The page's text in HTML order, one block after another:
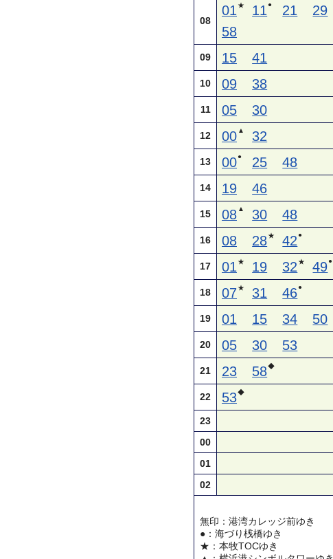
08
01 ★ 11 ● 21 29
58
09 15 41
10 09 38
11 05 30
12 00 ▲ 32
13 00● 25 48
14 19 46
15 08 ▲ 30 48
16 08 28★ 42 ●
17 01 ★ 19 32 ★ 49●
18 07★ 31 46●
19 01 15 34 50
20 05 30 53
21 23 58◆
22 53◆
23
00
01
02
無印：港湾カレッジ前ゆき
●：海づり桟橋ゆき
★：本牧TOCゆき